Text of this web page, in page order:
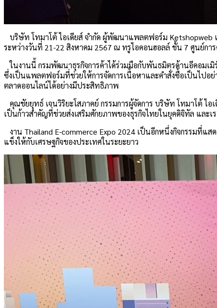
บริษัท โทมาโต้ ไอเดียส์ จำกัด ผู้พัฒนาแพลตฟอร์ม Ketshopweb
ระหว่างวันที่ 21-22 สิงหาคม 2567 ณ ทรูไอคอนฮอลล์ ชั้น 7 ศูนย์กา
ในงานนี้ กรมพัฒนาธุรกิจการค้าได้ร่วมมือกับพันธมิตรด้านอีคอมเ
ซึ่งเป็นแพลตฟอร์มที่ช่วยให้การจัดการเนื้อหาและคำสั่งซื้อเป็นไปอย่
ตลาดออนไลน์ได้อย่างมีประสิทธิภาพ
คุณชัยยุทธ์ เจนวิริยะโสภาคย์ กรรมการผู้จัดการ บริษัท โทมาโต้ ไอ
เป็นก้าวสำคัญที่ช่วยส่งเสริมศักยภาพของธุรกิจไทยในยุคดิจิทัล และ
งาน Thailand E-commerce Expo 2024 เป็นอีกหนึ่งกิจกรรมที่แ
แข็งให้กับเศรษฐกิจของประเทศในระยะยาว